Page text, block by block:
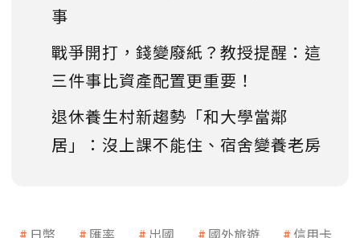
事
戰爭開打，錢變廢紙？教授提醒：這
三件事比資產配置更重要！
退休養生村新趨勢「和大學當鄰
居」：沒上課不能住、宿舍變養老房
日幣 匯率 出國 國外旅遊 信用卡